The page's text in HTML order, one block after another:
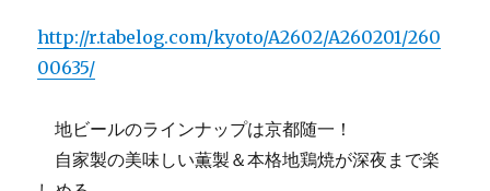
http://r.tabelog.com/kyoto/A2602/A260201/260
00635/
地ビールのラインナップは京都随一！
自家製の美味しい薫製＆本格地鶏焼が深夜まで楽